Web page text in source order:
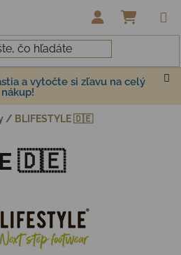
a vytočte si zľavu na celý
nákup!
/ BLIFESTYLE 🇩🇪
🇩🇪